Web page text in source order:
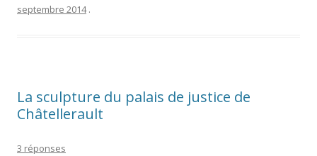
septembre 2014 .
La sculpture du palais de justice de
Châtellerault
3 réponses